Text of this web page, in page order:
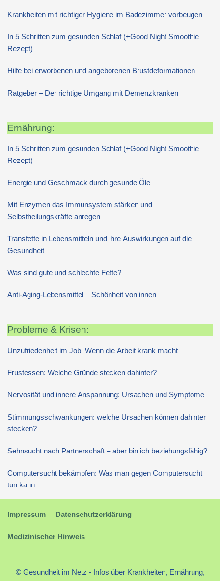
Krankheiten mit richtiger Hygiene im Badezimmer vorbeugen
In 5 Schritten zum gesunden Schlaf (+Good Night Smoothie
Rezept)
Hilfe bei erworbenen und angeborenen Brustdeformationen
Ratgeber – Der richtige Umgang mit Demenzkranken
Ernährung:
In 5 Schritten zum gesunden Schlaf (+Good Night Smoothie
Rezept)
Energie und Geschmack durch gesunde Öle
Mit Enzymen das Immunsystem stärken und
Selbstheilungskräfte anregen
Transfette in Lebensmitteln und ihre Auswirkungen auf die
Gesundheit
Was sind gute und schlechte Fette?
Anti-Aging-Lebensmittel – Schönheit von innen
Probleme & Krisen:
Unzufriedenheit im Job: Wenn die Arbeit krank macht
Frustessen: Welche Gründe stecken dahinter?
Nervosität und innere Anspannung: Ursachen und Symptome
Stimmungsschwankungen: welche Ursachen können dahinter
stecken?
Sehnsucht nach Partnerschaft – aber bin ich beziehungsfähig?
Computersucht bekämpfen: Was man gegen Computersucht
tun kann
Impressum Datenschutzerklärung
Medizinischer Hinweis
© Gesundheit im Netz - Infos über Krankheiten, Ernährung,